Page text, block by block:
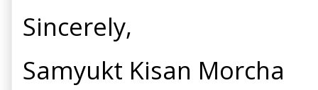
Sincerely,
Samyukt Kisan Morcha